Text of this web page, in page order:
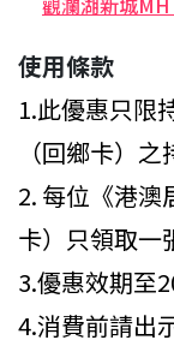
使用條款
1.此優惠只限
（回鄉卡）
2.⁠ ⁠每位《港
卡）只領取一
3.優惠效期至
4.消費前請出